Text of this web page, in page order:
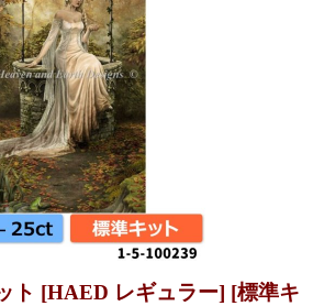
ト [HAED レギュラー] [標準キ